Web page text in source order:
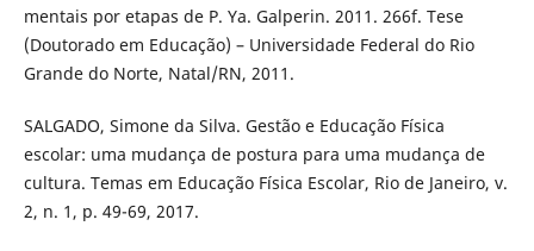
mentais por etapas de P. Ya. Galperin. 2011. 266f. Tese
(Doutorado em Educação) – Universidade Federal do Rio
Grande do Norte, Natal/RN, 2011.
SALGADO, Simone da Silva. Gestão e Educação Física
escolar: uma mudança de postura para uma mudança de
cultura. Temas em Educação Física Escolar, Rio de Janeiro, v.
2, n. 1, p. 49-69, 2017.